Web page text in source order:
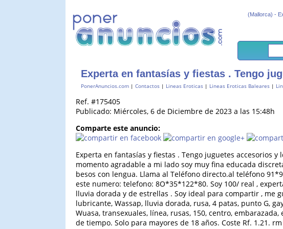
(Mallorca) -
Experta en fantasías y fiestas . Tengo
PonerAnuncios.com | Contactos | Lineas Eroticas | Lineas Eroticas Baleares |
Ref. #175405
Publicado: Miércoles, 6 de Diciembre de 2023 a las 15:48h
Comparte este anuncio:
Experta en fantasías y fiestas . Tengo juguetes accesorios
momento agradable a mi lado soy muy fina educada
besos con lengua. Llama al Teléfono directo.al teléfono
este numero: telefono: 8O*35*122*80. Soy 100/ real ,
lluvia dorada y de estrellas . Soy ideal para compartir , me
lubricante, Wassap, lluvia dorada, rusa, 4 patas, punto G,
Wuasa, transexuales, línea, rusas, 150, centro,
de tiempo. Solo para mayores de 18 años. Coste Rf. 1.21.